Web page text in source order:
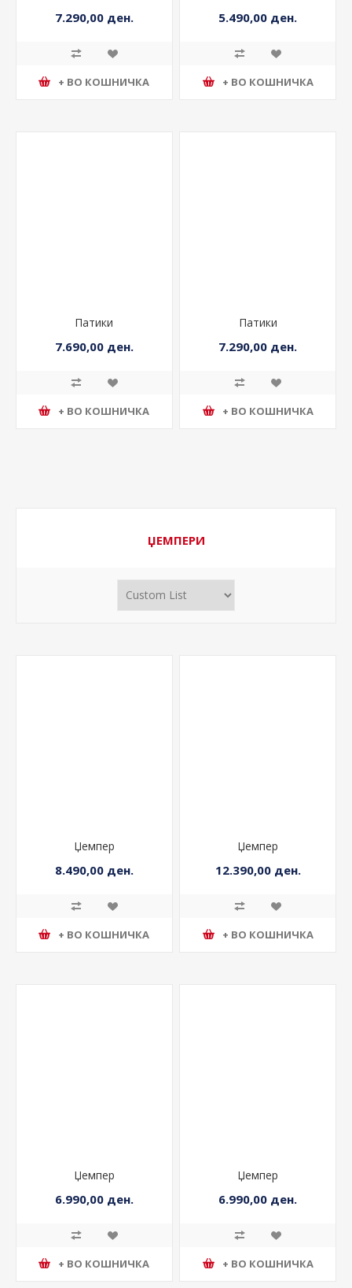
7.290,00 ден.
+ ВО КОШНИЧКА
5.490,00 ден.
+ ВО КОШНИЧКА
Патики
7.690,00 ден.
+ ВО КОШНИЧКА
Патики
7.290,00 ден.
+ ВО КОШНИЧКА
ЏЕМПЕРИ
Џемпер
8.490,00 ден.
+ ВО КОШНИЧКА
Џемпер
12.390,00 ден.
+ ВО КОШНИЧКА
Џемпер
6.990,00 ден.
+ ВО КОШНИЧКА
Џемпер
6.990,00 ден.
+ ВО КОШНИЧКА